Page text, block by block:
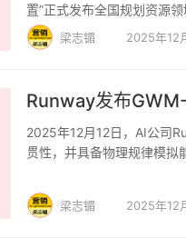
置”正式发布全国规划资源
以 60…梁志镅 2025年12
Runway发布
2025年12月12日，AI公司
贯性，并具备物理规律模拟
梁志镅 2025年12